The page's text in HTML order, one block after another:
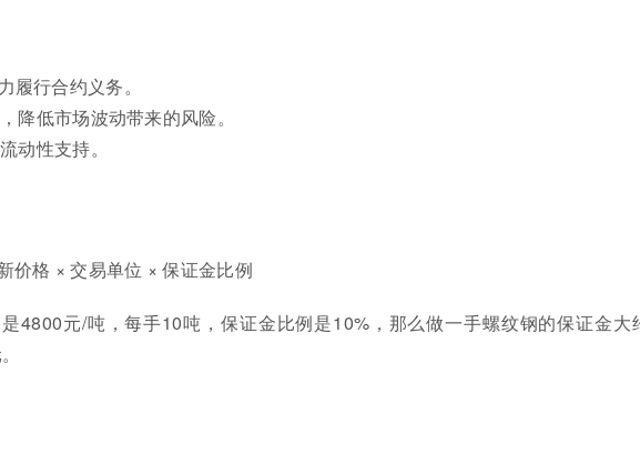
履行合约义务。
降低市场波动带来的风险。
动性支持。
价格 × 交易单位 × 保证金比例
4800元/吨，每手10吨，保证金比例是10%，那么做一手螺纹钢的保证金大